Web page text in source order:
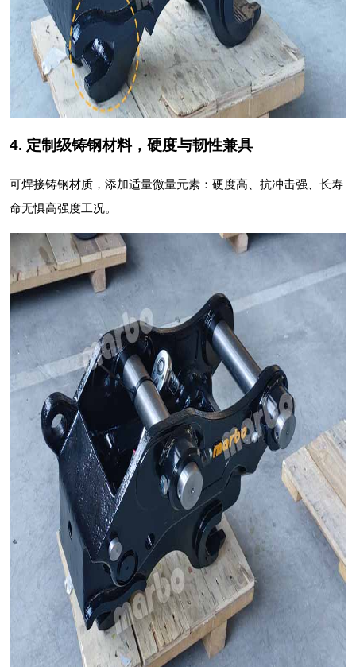
4. 定制级铸钢材料，硬度与韧性兼具
可焊接铸钢材质，添加适量微量元素：硬度高、抗冲击强、长寿
命无惧高强度工况。